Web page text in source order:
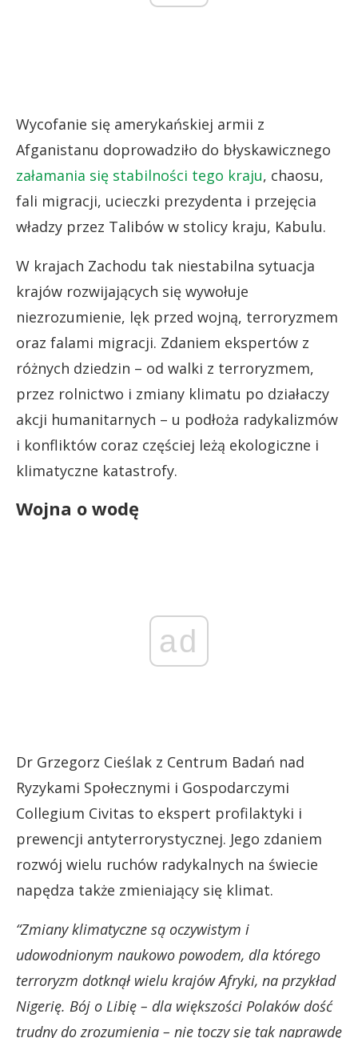
Wycofanie się amerykańskiej armii z
Afganistanu doprowadziło do błyskawicznego
załamania się stabilności tego kraju, chaosu,
fali migracji, ucieczki prezydenta i przejęcia
władzy przez Talibów w stolicy kraju, Kabulu.
W krajach Zachodu tak niestabilna sytuacja
krajów rozwijających się wywołuje
niezrozumienie, lęk przed wojną, terroryzmem
oraz falami migracji. Zdaniem ekspertów z
różnych dziedzin – od walki z terroryzmem,
przez rolnictwo i zmiany klimatu po działaczy
akcji humanitarnych – u podłoża radykalizmów
i konfliktów coraz częściej leżą ekologiczne i
klimatyczne katastrofy.
Wojna o wodę
ad
​​Dr Grzegorz Cieślak z Centrum Badań nad
Ryzykami Społecznymi i Gospodarczymi
Collegium Civitas to ekspert profilaktyki i
prewencji antyterrorystycznej. Jego zdaniem
rozwój wielu ruchów radykalnych na świecie
napędza także zmieniający się klimat.
“Zmiany klimatyczne są oczywistym i
udowodnionym naukowo powodem, dla którego
terroryzm dotknął wielu krajów Afryki, na przykład
Nigerię. Bój o Libię – dla większości Polaków dość
trudny do zrozumienia – nie toczy się tak naprawdę